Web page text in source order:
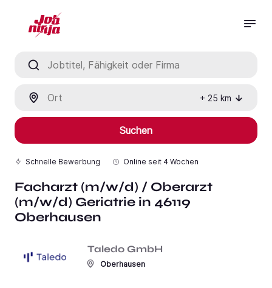
+ 25 km
Suchen
Schnelle Bewerbung Online seit 4 Wochen
Facharzt (m/w/d) / Oberarzt
(m/w/d) Geriatrie in 46119
Oberhausen
Taledo GmbH
Oberhausen